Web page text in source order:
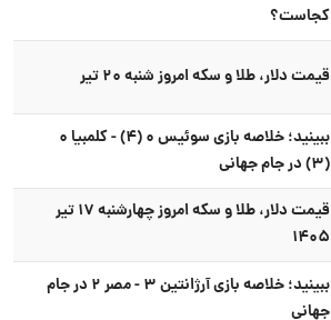
کجاست؟
قیمت دلار، طلا و سکه امروز شنبه ۲۰ تیر
ببینید؛ خلاصه بازی سوئیس ۰ (۴) - کلمبیا ۰
(۳) در جام جهانی
قیمت دلار، طلا و سکه امروز چهارشنبه ۱۷ تیر
۱۴۰۵
ببینید؛ خلاصه بازی آرژانتین ۳ - مصر ۲ در جام
جهانی